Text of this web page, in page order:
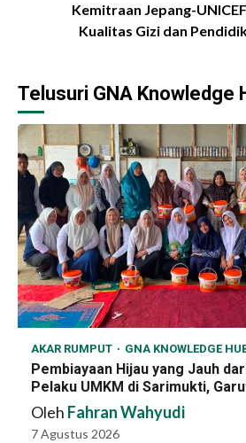
Kemitraan Jepang-
Kualitas Gizi dan
Telusuri GNA Knowledge
AKAR RUMPUT GNA KNOWLEDGE
Pembiayaan Hijau yang Jauh
Pelaku UMKM di Sarimukti,
Oleh Fahran Wahyudi
7 Agustus 2026